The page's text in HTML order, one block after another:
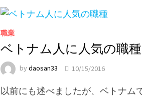
職業
ベトナム人に人気の職種
by daosan33 10/15/2016
以前にも述べましたが、ベトナム